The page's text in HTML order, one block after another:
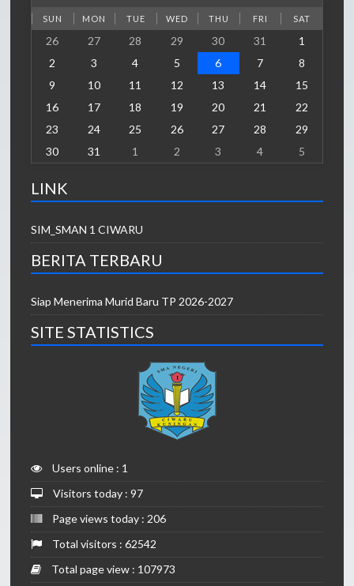
SUN MON TUE WED THU FRI SAT
26 27 28 29 30 31
1
2
3 4 5 6 7
8
9
10 11 12 13 14
15
16
17 18 19 20 21
22
23
24 25 26 27 28
29
30
31 1 2 3 4 5
LINK
SIM_SMAN 1 CIWARU
BERITA TERBARU
Siap Menerima Murid Baru TP 2026-2027
SITE STATISTICS
Users online : 1
Visitors today : 97
Page views today : 206
Total visitors : 62542
Total page view : 107973